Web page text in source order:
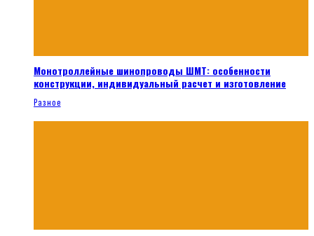
Монотроллейные шинопроводы ШМТ: особенности
конструкции, индивидуальный расчет и изготовление
Разное